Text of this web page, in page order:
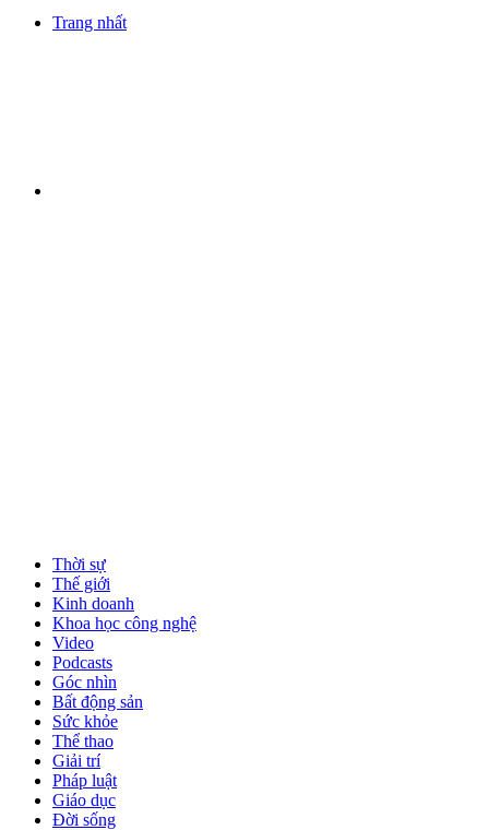
Trang nhất
Thời sự
Thế giới
Kinh doanh
Khoa học công nghệ
Video
Podcasts
Góc nhìn
Bất động sản
Sức khỏe
Thể thao
Giải trí
Pháp luật
Giáo dục
Đời sống